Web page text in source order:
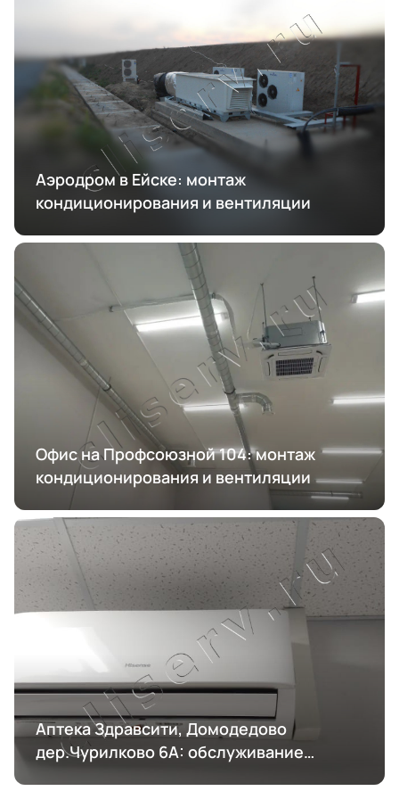
Аэродром в Ейске: монтаж
кондиционирования и вентиляции
Офис на Профсоюзной 104: монтаж
кондиционирования и вентиляции
Аптека Здравсити, Домодедово
дер.Чурилково 6А: обслуживание